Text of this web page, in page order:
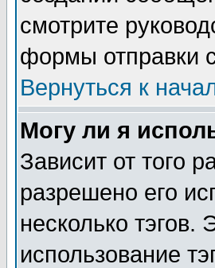
смотрите
формы отправки
Вернуться к
Могу ли я
Зависит от того
разрешено его
несколько
использование